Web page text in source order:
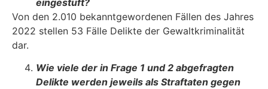
Von den 2.010 bekanntgewordenen Fällen des Jahres
2022 stellen 53 Fälle Delikte der Ge­waltkriminalität
dar.
Wie viele der in Frage 1 und 2 abgefragten
Delikte werden jeweils als Straftaten gegen